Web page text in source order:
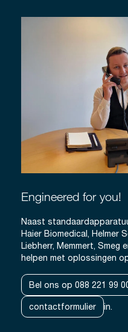
Engineered for you!
Naast
Haier Biomedical, Helmer
Liebherr, Memmert, Smeg
helpen met oplossingen
Bel ons op 088 221 99
contactformulier in.